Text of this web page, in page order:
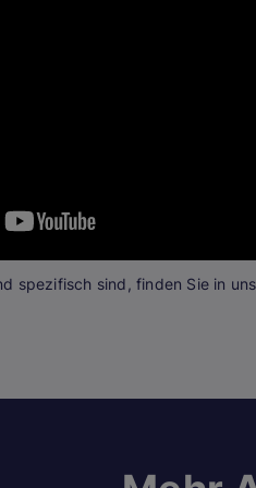
spezifisch sind, finden Sie in